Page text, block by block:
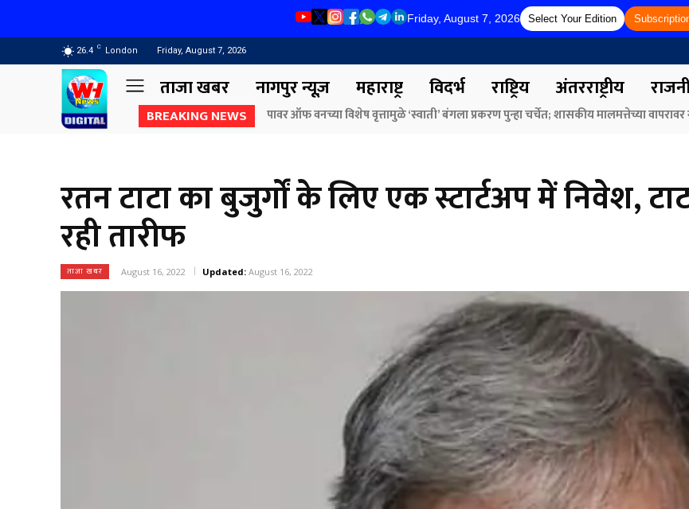
Friday, August 7, 2026 Select Your Edition
26.4 C London Friday, August 7, 2026
ताजा खबर नागपुर न्यूज़ महाराष्ट्र विदर्भ राष्ट्रिय अंतरराष्ट्रीय
BREAKING NEWS राज्यपाल जिष्णु देव वर्मा व केंद्रीय मंत्री नितीन गडकरी यांच्या हस्ते ‘मंथन4युवा’च्या पोस्टरचे अनावरण
रतन टाटा का बुजुर्गों के लिए एक स्टार्टअप में निवेश,
रही तारीफ
ताजा खबर August 16, 2022 Updated: August 16, 2022